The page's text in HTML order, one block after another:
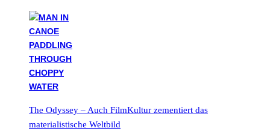
The Odyssey – Auch FilmKultur zementiert das
materialistische Weltbild